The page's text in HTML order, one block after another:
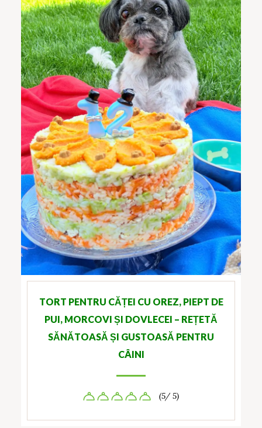
TORT PENTRU CĂȚEI CU OREZ, PIEPT DE
PUI, MORCOVI ȘI DOVLECEI – REȚETĂ
SĂNĂTOASĂ ȘI GUSTOASĂ PENTRU
CÂINI
(5/ 5)